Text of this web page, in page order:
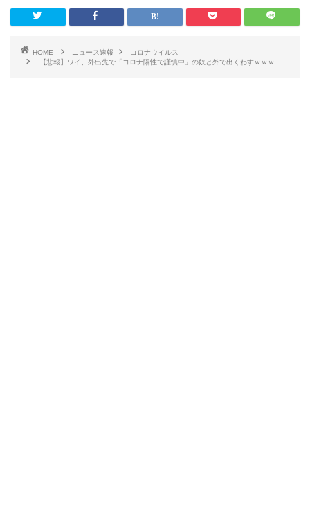
HOME ニュース速報
コロナウイルス
【悲報】ワイ、外出先で「コロナ陽性で謹慎中」の奴と外で出くわすｗｗｗ